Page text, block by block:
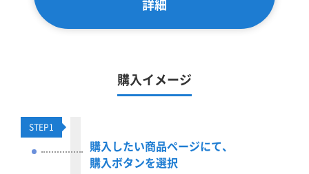
詳細
購入イメージ
STEP1
購入したい商品ページにて、
購入ボタンを選択